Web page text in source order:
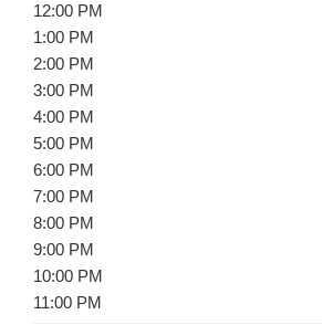
12:00 PM
1:00 PM
2:00 PM
3:00 PM
4:00 PM
5:00 PM
6:00 PM
7:00 PM
8:00 PM
9:00 PM
10:00 PM
11:00 PM